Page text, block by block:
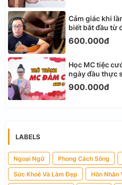
Cảm giác khi
biết bắt đầu từ
600.000đ
Học MC tiệc
ngày đầu thực
900.000đ
LABELS
Ngoại Ngữ Phong Cách Sống
Sức Khoẻ Và Làm Đẹp Hôn Nhân